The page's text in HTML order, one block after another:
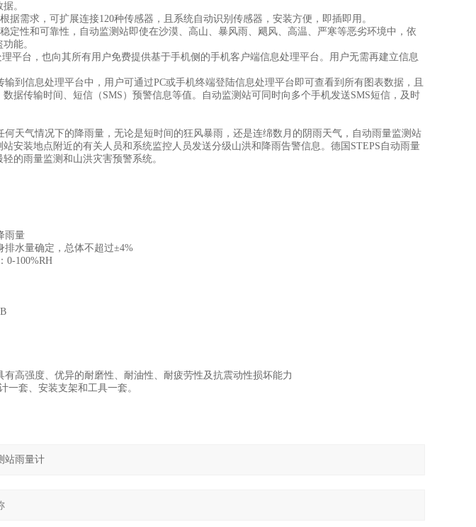
。
需求，可扩展连接120种传感器，且系统自动识别传感器，安装方便，即插即用。
定性和可靠性，自动监测站即使在沙漠、高山、暴风雨、飓风、高温、严寒等恶劣环境中，依
能。
平台，也向其所有用户免费提供基于手机侧的手机客户端信息处理平台。用户无需再建立信息
到信息处理平台中，用户可通过PC或手机终端登陆信息处理平台即可查看到所有图表数据，且
据传输时间、短信（SMS）预警信息等值。自动监测站可同时向多个手机发送SMS短信，及时
天气情况下的降雨量，无论是短时间的狂风暴雨，还是连绵数月的阴雨天气，自动雨量监测站
安装地点附近的有关人员和系统监控人员发送分级山洪和降雨告警信息。德国STEPS自动雨量
的雨量监测和山洪灾害预警系统。
雨量
水量确定，总体不超过±4%
0-100%RH
高强度、优异的耐磨性、耐油性、耐疲劳性及抗震动性损坏能力
套、安装支架和工具一套。